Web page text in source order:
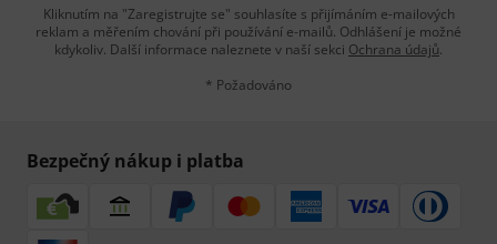
Kliknutím na "Zaregistrujte se" souhlasíte s přijímáním e-mailových
reklam a měřením chování při používání e-mailů. Odhlášení je možné
kdykoliv. Další informace naleznete v naší sekci Ochrana údajů.
* Požadováno
Bezpečný nákup i platba